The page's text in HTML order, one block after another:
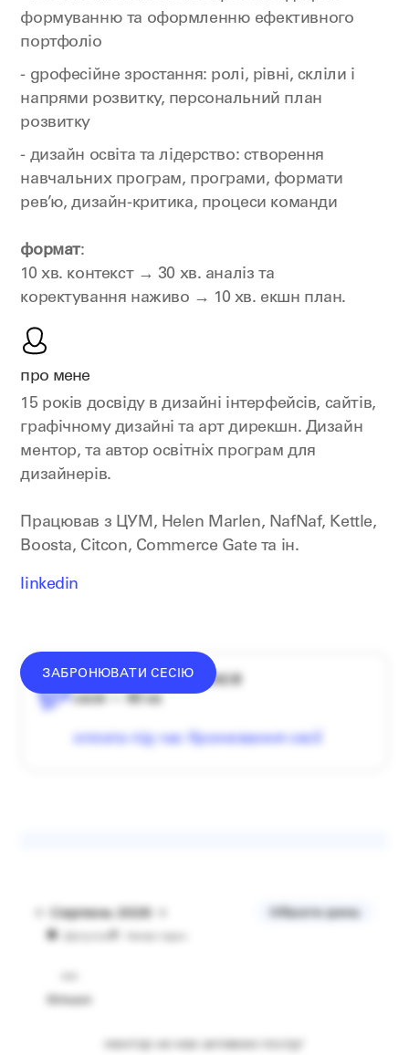
формуванню та оформленню ефективного
портфоліо
- gрофесійне зростання: ролі, рівні, скліли і
напрями розвитку, персональний план
розвитку
- дизайн освіта та лідерство: створення
навчальних програм, програми, формати
рев’ю, дизайн-критика, процеси команди
формат:
10 хв. контекст → 30 хв. аналіз та
коректування наживо → 10 хв. екшн план.
про мене
15 років досвіду в дизайні інтерфейсів, сайтів,
графічному дизайні та арт дирекшн. Дизайн
ментор, та автор освітніх програм для
дизайнерів.
Працював з ЦУМ, Helen Marlen, NafNaf, Kettle,
Boosta, Citcon, Commerce Gate та ін.
linkedin
ЗАБРОНЮВАТИ СЕСІЮ
середній донат — 1340 ₴
сесія — 60 хв
оплата під час бронювання сесії